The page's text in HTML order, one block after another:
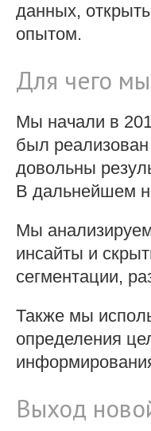
данных,
опытом.
Для чего
Мы начали в
был
довольны
В дальнейшем
Мы
инсайты и
сегментации,
Также мы
определения
Выход